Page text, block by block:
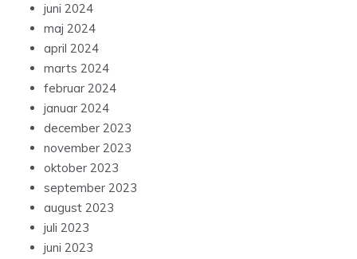
juni 2024
maj 2024
april 2024
marts 2024
februar 2024
januar 2024
december 2023
november 2023
oktober 2023
september 2023
august 2023
juli 2023
juni 2023